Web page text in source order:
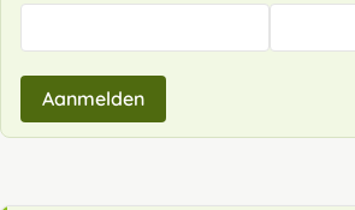
Aanmelden